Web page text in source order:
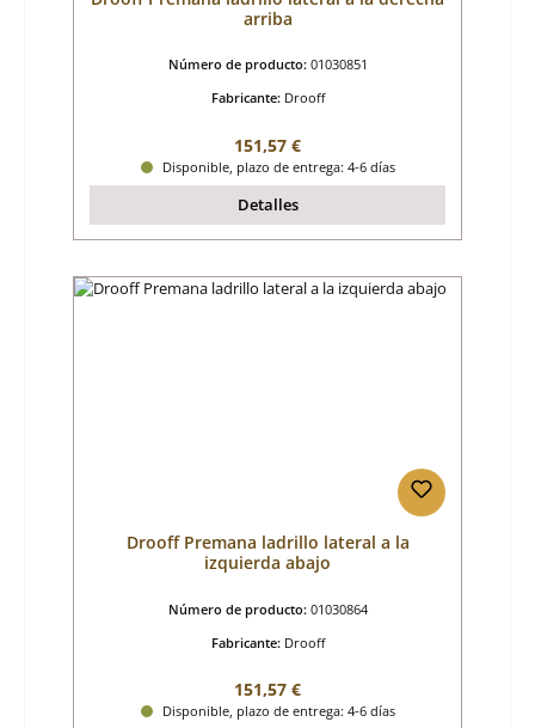
arriba
Número de producto: 01030851
Fabricante: Drooff
Precio normal:
151,57 €
Disponible, plazo de entrega: 4-6 días
Detalles
Drooff Premana ladrillo lateral a la
izquierda abajo
Número de producto: 01030864
Fabricante: Drooff
Precio normal:
151,57 €
Disponible, plazo de entrega: 4-6 días